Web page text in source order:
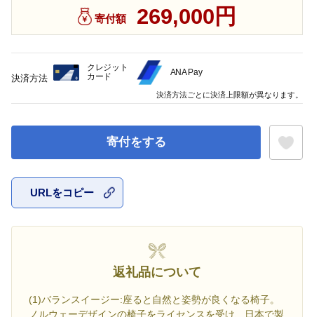
寄付額 269,000円
寄付をする
URLをコピー
返礼品について
(1)バランスイージー:座ると自然と姿勢が良くなる椅子。
ノルウェーデザインの椅子をライセンスを受け、日本で製
決済方法
クレジット
カード
ANA Pay
決済方法ごとに決済上限額が異なります。